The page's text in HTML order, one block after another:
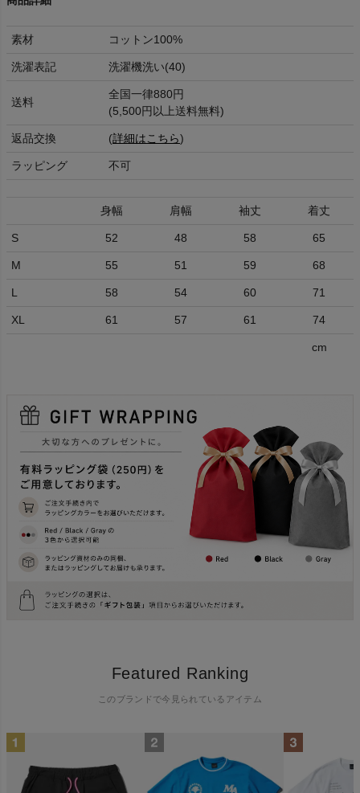
素材 コットン100%
洗濯表記 洗濯機洗い(40)
送料
全国一律880円
(5,500円以上送料無料)
返品交換 (詳細はこちら)
ラッピング 不可
身幅 肩幅 袖丈 着丈
S 52 48 58 65
M 55 51 59 68
L 58 54 60 71
XL 61 57 61 74
cm
Featured Ranking
このブランドで今見られているアイテム